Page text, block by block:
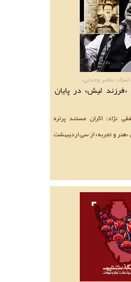
«ناصر وحدتی»
«فرزند لیش» در پایان
نژاد: اکران مستند پرتره
و تجربه» از سی اردیبهشت